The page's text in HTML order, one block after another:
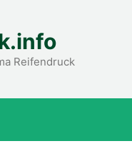
Reifendruck